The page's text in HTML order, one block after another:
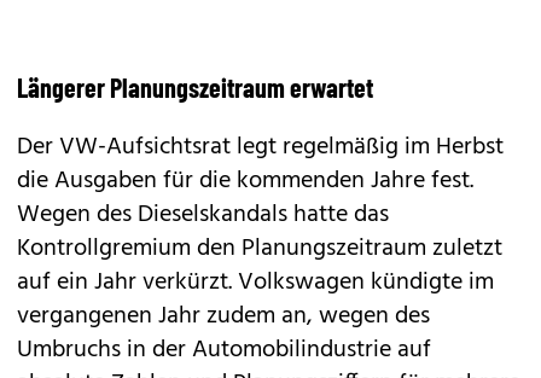
Längerer Planungszeitraum erwartet
Der VW-Aufsichtsrat legt regelmäßig im Herbst
die Ausgaben für die kommenden Jahre fest.
Wegen des Dieselskandals hatte das
Kontrollgremium den Planungszeitraum zuletzt
auf ein Jahr verkürzt. Volkswagen kündigte im
vergangenen Jahr zudem an, wegen des
Umbruchs in der Automobilindustrie auf